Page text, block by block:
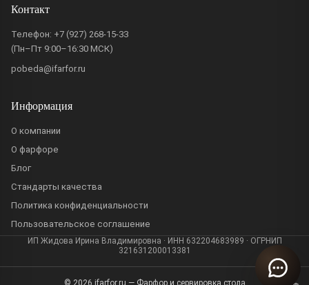
Контакт
Телефон: +7 (927) 268-15-33
(Пн–Пт 9:00–16:30 МСК)
pobeda@ifarfor.ru
Информация
О компании
О фарфоре
Блог
Стандарты качества
Политика конфиденциальности
Пользовательское соглашение
ИП Жидова Ирина Владимировна · ИНН 632204683989 · ОГРНИП
321631200013381
© 2026 ifarfor.ru — Фарфор и сервировка стола